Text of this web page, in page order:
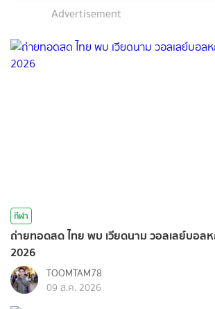
Advertisement
กีฬา
ถ่ายทอดสด ไทย พบ เวียดนาม วอลเลย์บอล
2026
TOOMTAM78
09 ส.ค. 2026